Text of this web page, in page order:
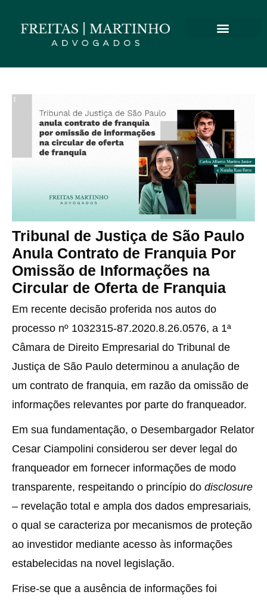
Tribunal de Justiça de São Paulo
Anula Contrato de Franquia Por
Omissão de Informações na
Circular de Oferta de Franquia
Em recente decisão proferida nos autos do
processo nº 1032315-87.2020.8.26.0576, a 1ª
Câmara de Direito Empresarial do Tribunal de
Justiça de São Paulo determinou a anulação de
um contrato de franquia, em razão da omissão de
informações relevantes por parte do franqueador.
Em sua fundamentação, o Desembargador Relator
Cesar Ciampolini considerou ser dever legal do
franqueador em fornecer informações de modo
transparente, respeitando o princípio do disclosure
– revelação total e ampla dos dados empresariais,
o qual se caracteriza por mecanismos de proteção
ao investidor mediante acesso às informações
estabelecidas na novel legislação.
Frise-se que a ausência de informações foi